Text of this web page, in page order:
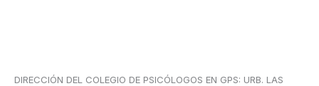
DIRECCIÓN DEL COLEGIO DE PSICÓLOGOS EN GPS: URB. LAS